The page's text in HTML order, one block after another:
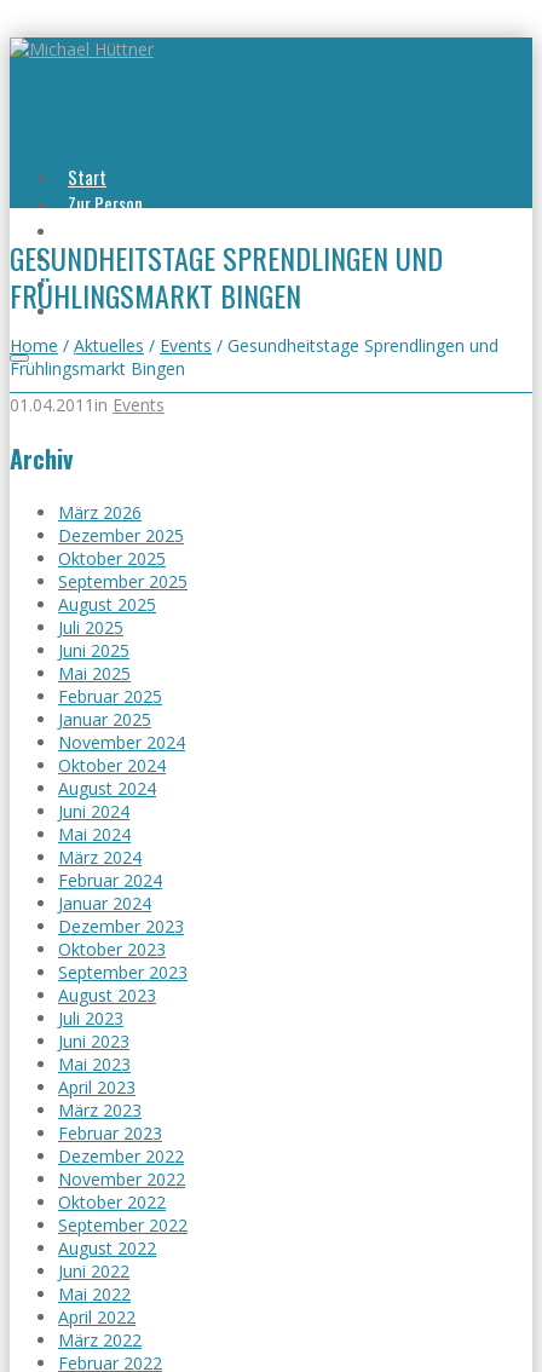
Start
Zur Person
Viel erreicht
Viel zu tun
Kontakt
GESUNDHEITSTAGE SPRENDLINGEN UND
FRÜHLINGSMARKT BINGEN
Home / Aktuelles / Events / Gesundheitstage Sprendlingen und
Frühlingsmarkt Bingen
01.04.2011 in Events
Archiv
März 2026
Dezember 2025
Oktober 2025
September 2025
August 2025
Juli 2025
Juni 2025
Mai 2025
Februar 2025
Januar 2025
November 2024
Oktober 2024
August 2024
Juni 2024
Mai 2024
März 2024
Februar 2024
Januar 2024
Dezember 2023
Oktober 2023
September 2023
August 2023
Juli 2023
Juni 2023
Mai 2023
April 2023
März 2023
Februar 2023
Dezember 2022
November 2022
Oktober 2022
September 2022
August 2022
Juni 2022
Mai 2022
April 2022
März 2022
Februar 2022